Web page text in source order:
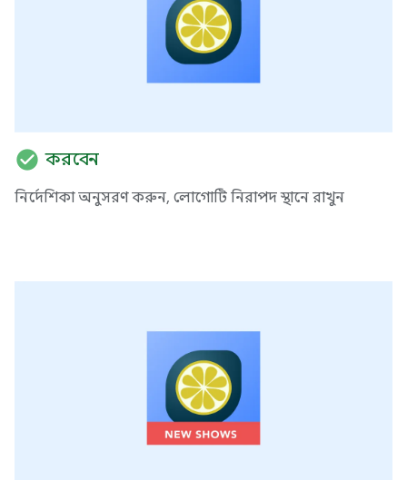
check_circle করবেন
নির্দেশিকা অনুসরণ করুন, লোগোটি নিরাপদ স্থানে রাখুন